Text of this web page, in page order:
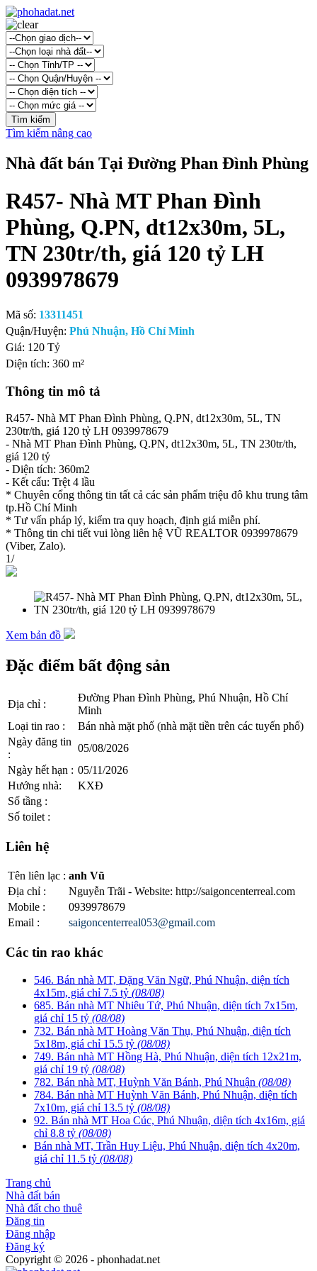
Tìm kiếm nâng cao
Nhà đất bán Tại Đường Phan Đình Phùng
R457- Nhà MT Phan Đình
Phùng, Q.PN, dt12x30m, 5L,
TN 230tr/th, giá 120 tỷ LH
0939978679
Mã số: 13311451
Quận/Huyện: Phú Nhuận, Hồ Chí Minh
Giá: 120 Tỷ
Diện tích: 360 m²
Thông tin mô tả
R457- Nhà MT Phan Đình Phùng, Q.PN, dt12x30m, 5L, TN
230tr/th, giá 120 tỷ LH 0939978679
- Nhà MT Phan Đình Phùng, Q.PN, dt12x30m, 5L, TN 230tr/th,
giá 120 tỷ
- Diện tích: 360m2
- Kết cấu: Trệt 4 lầu
* Chuyên cổng thông tin tất cả các sản phẩm triệu đô khu trung tâm
tp.Hồ Chí Minh
* Tư vấn pháp lý, kiểm tra quy hoạch, định giá miễn phí.
* Thông tin chi tiết vui lòng liên hệ VŨ REALTOR 0939978679
(Viber, Zalo).
1/
Xem bản đồ
Đặc điểm bất động sản
Địa chỉ :
Đường Phan Đình Phùng, Phú Nhuận, Hồ Chí
Minh
Loại tin rao :
Bán nhà mặt phố (nhà mặt tiền trên các tuyến phố)
Ngày đăng tin
:
05/08/2026
Ngày hết hạn : 05/11/2026
Hướng nhà:
KXĐ
Số tầng :
Số toilet :
Liên hệ
Tên liên lạc : anh Vũ
Địa chỉ :
Nguyễn Trãi - Website: http://saigoncenterreal.com
Mobile :
0939978679
Email : saigoncenterreal053@gmail.com
Các tin rao khác
546. Bán nhà MT, Đặng Văn Ngữ, Phú Nhuận, diện tích
4x15m, giá chỉ 7.5 tỷ (08/08)
685. Bán nhà MT Nhiêu Tứ, Phú Nhuận, diện tích 7x15m,
giá chỉ 15 tỷ (08/08)
732. Bán nhà MT Hoàng Văn Thụ, Phú Nhuận, diện tích
5x18m, giá chỉ 15.5 tỷ (08/08)
749. Bán nhà MT Hồng Hà, Phú Nhuận, diện tích 12x21m,
giá chỉ 19 tỷ (08/08)
782. Bán nhà MT, Huỳnh Văn Bánh, Phú Nhuận (08/08)
784. Bán nhà MT Huỳnh Văn Bánh, Phú Nhuận, diện tích
7x10m, giá chỉ 13.5 tỷ (08/08)
92. Bán nhà MT Hoa Cúc, Phú Nhuận, diện tích 4x16m, giá
chỉ 8.8 tỷ (08/08)
Bán nhà MT, Trần Huy Liệu, Phú Nhuận, diện tích 4x20m,
giá chỉ 11.5 tỷ (08/08)
Trang chủ
Nhà đất bán
Nhà đất cho thuê
Đăng tin
Đăng nhập
Đăng ký
Copyright © 2026 - phonhadat.net